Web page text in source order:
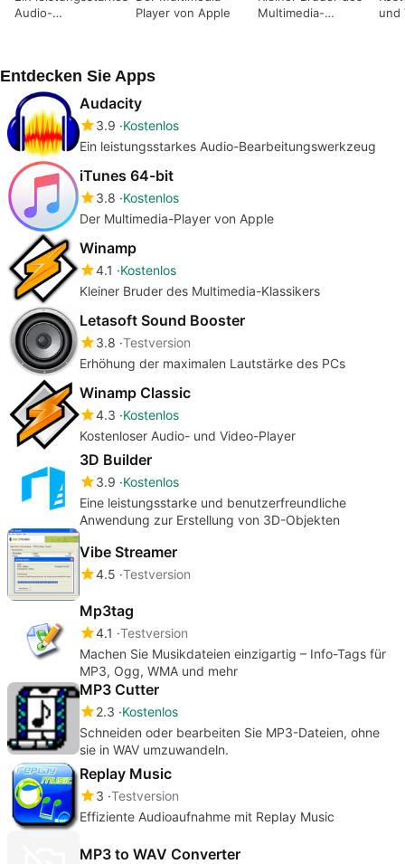
Audio-
Player von Apple
Multimedia-
und
Entdecken Sie Apps
Audacity
3.9 Kostenlos
Ein leistungsstarkes Audio-Bearbeitungswerkzeug
iTunes 64-bit
3.8 Kostenlos
Der Multimedia-Player von Apple
Winamp
4.1
Kostenlos
Kleiner Bruder des Multimedia-Klassikers
Letasoft Sound Booster
3.8 Testversion
Erhöhung der maximalen Lautstärke des PCs
Winamp Classic
4.3 Kostenlos
Kostenloser Audio- und Video-Player
3D Builder
3.9 Kostenlos
Eine leistungsstarke und benutzerfreundliche
Anwendung zur Erstellung von 3D-Objekten
Vibe Streamer
4.5 Testversion
Mp3tag
4.1 Testversion
Machen Sie Musikdateien einzigartig – Info-Tags für
MP3, Ogg, WMA und mehr
MP3 Cutter
2.3 Kostenlos
Schneiden oder bearbeiten Sie MP3-Dateien, ohne
sie in WAV umzuwandeln.
Replay Music
3 Testversion
Effiziente Audioaufnahme mit Replay Music
MP3 to WAV Converter